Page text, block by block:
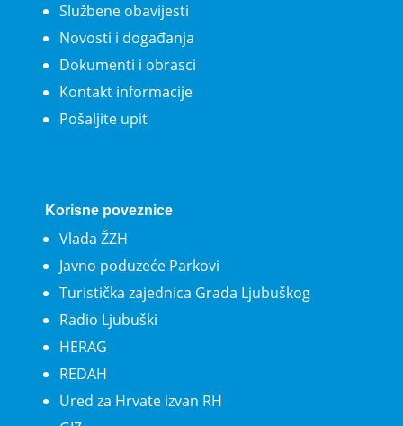
Službene obavijesti
Novosti i događanja
Dokumenti i obrasci
Kontakt informacije
Pošaljite upit
Korisne poveznice
Vlada ŽZH
Javno poduzeće Parkovi
Turistička zajednica Grada Ljubuškog
Radio Ljubuški
HERAG
REDAH
Ured za Hrvate izvan RH